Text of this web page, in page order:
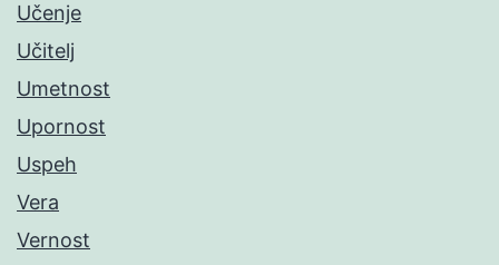
Učenje
Učitelj
Umetnost
Upornost
Uspeh
Vera
Vernost